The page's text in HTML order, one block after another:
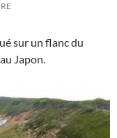
sur un flanc du
Japon.